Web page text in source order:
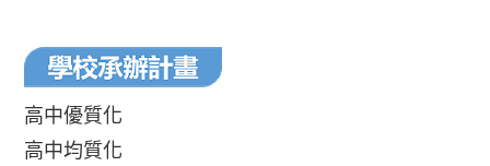
高中優質化
高中均質化